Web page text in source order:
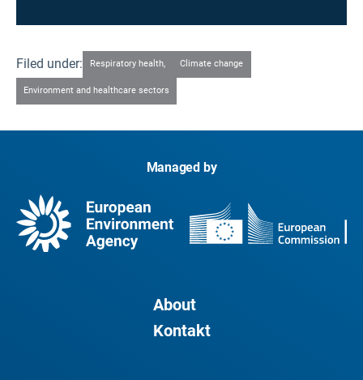
Filed under: Respiratory health, Climate change
Environment and healthcare sectors
Managed by
About
Kontakt